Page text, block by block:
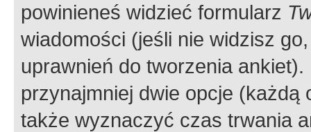
powinieneś widzieć formularz
wiadomości (jeśli nie widzisz
uprawnień do tworzenia
przynajmniej dwie opcje
także wyznaczyć czas trwania